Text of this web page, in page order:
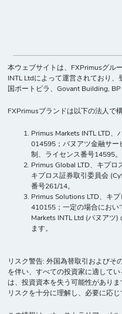
本ウェブサイトは、FXPrimusグル
INTL Ltdによって運営されており
国ポートビラ、Govant Building, BP
FXPrimusブランドは以下の法人で
Primus Markets INTL LTD、
014595；バヌアツ金融サー
制、ライセンス番号14595。
Primus Global LTD、キプロ
キプロス証券取引委員会
番号261/14。
Primus Solutions LTD、キ
410155；一定の場合におい
Markets INTL Ltd (バヌアツ
ます。
リスク警告: 外国為替取引およびそ
を伴い、すべての投資家に適して
は、投資資本を失う可能性があり
リスクを十分に理解し、必要に応